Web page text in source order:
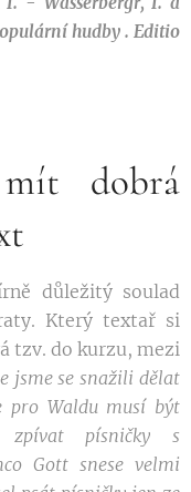
hudby . Editio
dobrá
důležitý soulad
Který textař si
tzv. do kurzu, mezi
jsme se snažili dělat
pro Waldu musí být
zpívat písničky s
Gott snese velmi